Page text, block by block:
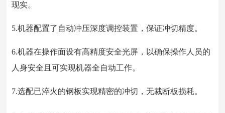
现实。
5.机器配置了自动冲压深度调控装置，保证冲切精度。
6.机器在操作面设有高精度安全光屏，以确保操作人员的
人身安全且可实现机器全自动工作。
7.选配已淬火的钢板实现精密的冲切，无裁断板损耗。